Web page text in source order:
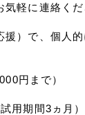
軽に連絡くだ
援）で、個人
円まで）
用期間3ヵ月）